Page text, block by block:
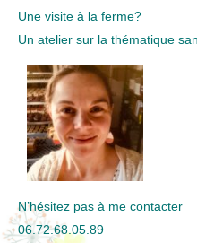
Une visite à la ferme?
Un atelier sur la thématique
N’hésitez pas à me contacter
06.72.68.05.89